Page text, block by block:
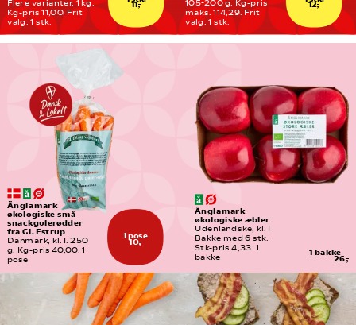
11,-
Flere varianter. 1 kg.
Kg-pris 11,00. Frit
valg. 1 stk.
12,-
105-200 g. Kg-pris
maks. 114,29. Frit
valg. 1 stk.
1 pose
10,-
Änglamark
økologiske små
snackgulerødder
fra Gl. Estrup
Danmark, kl. I. 250
g. Kg-pris 40,00. 1
pose
1 bakke
26,-
Änglamark
økologiske æbler
Udenlandske, kl. I
Bakke med 6 stk.
Stk-pris 4,33. 1
bakke